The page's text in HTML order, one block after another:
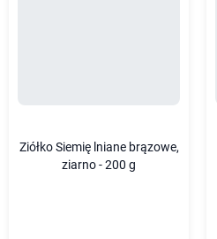
Ziółko Siemię lniane brązowe,
ziarno - 200 g